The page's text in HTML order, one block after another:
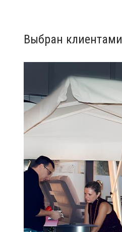
Выбран клиентами